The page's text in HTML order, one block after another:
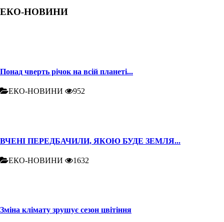
ЕКО-НОВИНИ
Понад чверть річок на всій планеті...
ЕКО-НОВИНИ 952
ВЧЕНІ ПЕРЕДБАЧИЛИ, ЯКОЮ БУДЕ ЗЕМЛЯ...
ЕКО-НОВИНИ 1632
Зміна клімату зрушує сезон цвітіння